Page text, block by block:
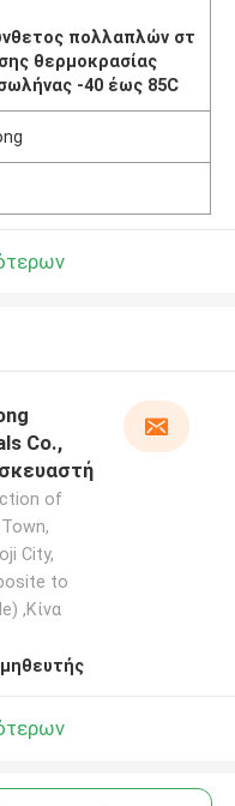
πολλαπλών στ
θερμοκρασίας
-40 έως 85C
Co.,
of
City,
to
,Κίνα